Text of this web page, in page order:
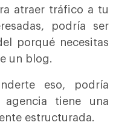
atraer tráfico a tu
podría ser
porqué necesitas
un blog.
eso, podría
tiene una
estructurada.